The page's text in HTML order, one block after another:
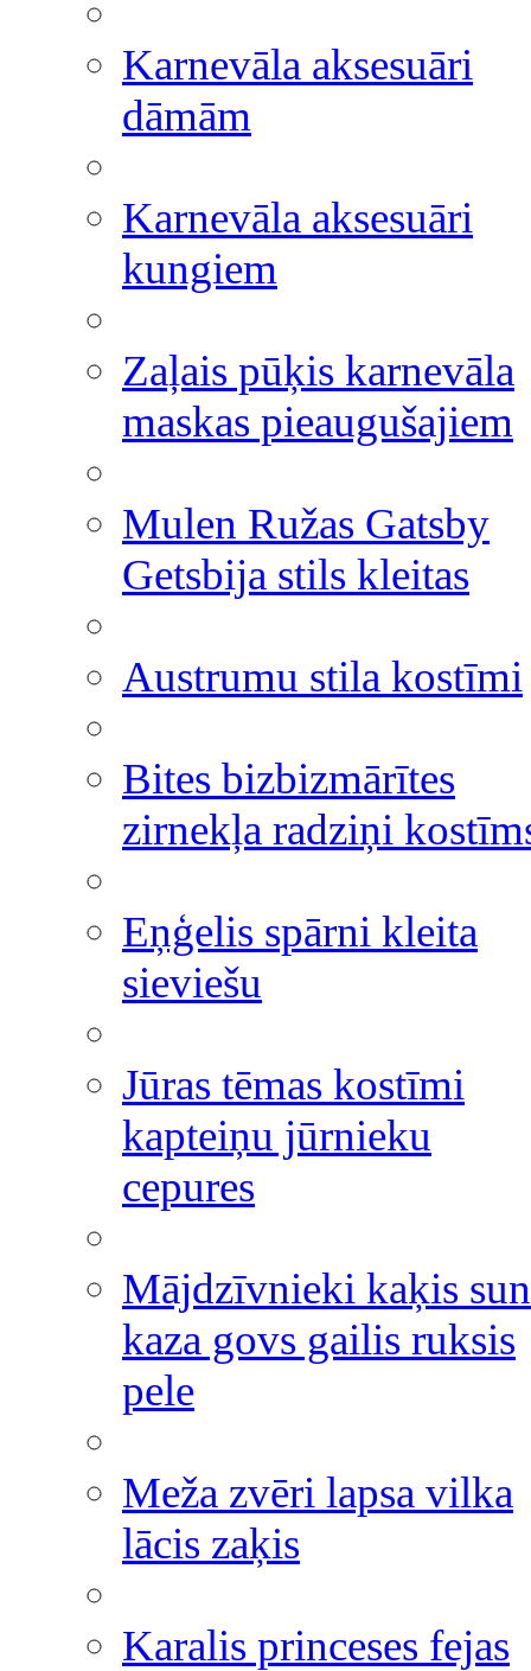
Karnevāla aksesuāri
dāmām
Karnevāla aksesuāri
kungiem
Zaļais pūķis karnevāla
maskas pieaugušajiem
Mulen Ružas Gatsby
Getsbija stils kleitas
Austrumu stila kostīmi
Bites bizbizmārītes
zirnekļa radziņi
Eņģelis spārni kleita
sieviešu
Jūras tēmas kostīmi
kapteiņu jūrnieku
cepures
Mājdzīvnieki kaķis
kaza govs gailis ruksis
pele
Meža zvēri lapsa vilka
lācis zaķis
Karalis princeses fejas